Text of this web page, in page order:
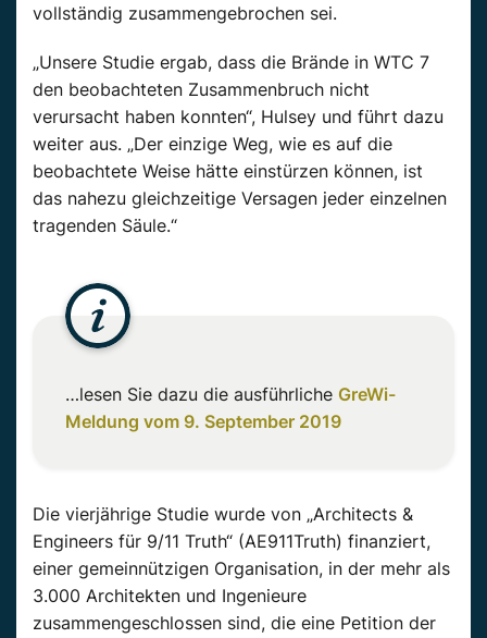
vollständig zusammengebrochen sei.
„Unsere Studie ergab, dass die Brände in WTC 7
den beobachteten Zusammenbruch nicht
verursacht haben konnten“, Hulsey und führt dazu
weiter aus. „Der einzige Weg, wie es auf die
beobachtete Weise hätte einstürzen können, ist
das nahezu gleichzeitige Versagen jeder einzelnen
tragenden Säule.“
…lesen Sie dazu die ausführliche GreWi-
Meldung vom 9. September 2019
Die vierjährige Studie wurde von „Architects &
Engineers für 9/11 Truth“ (AE911Truth) finanziert,
einer gemeinnützigen Organisation, in der mehr als
3.000 Architekten und Ingenieure
zusammengeschlossen sind, die eine Petition der